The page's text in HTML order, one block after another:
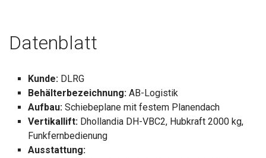
Datenblatt
Kunde: DLRG
Behälterbezeichnung: AB-Logistik
Aufbau: Schiebeplane mit festem Planendach
Vertikallift: Dhollandia DH-VBC2, Hubkraft 2000 kg,
Funkfernbedienung
Ausstattung: